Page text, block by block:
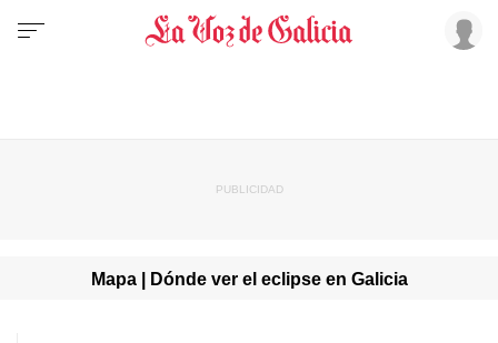
Mapa | Dónde ver el eclipse en Galicia